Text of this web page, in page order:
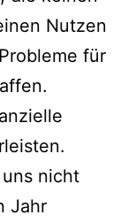
Nutzen
für
nicht
Jahr